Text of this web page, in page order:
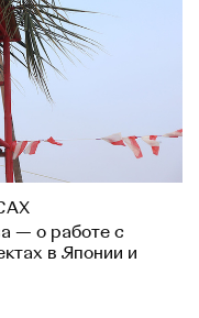
— о работе с
в Японии и